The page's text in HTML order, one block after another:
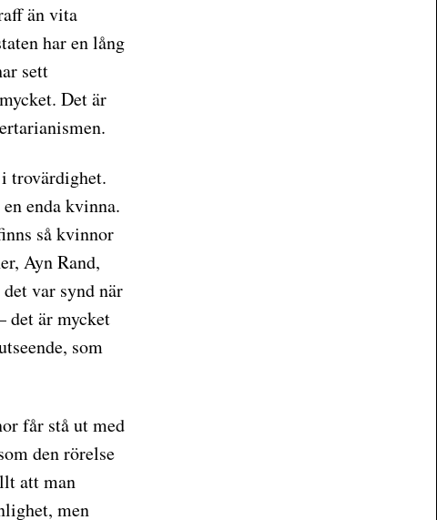
än vita
har en lång
sett
Det är
trovärdighet.
enda kvinna.
så kvinnor
Ayn Rand,
var synd när
det är mycket
som
får stå ut med
den rörelse
att man
men